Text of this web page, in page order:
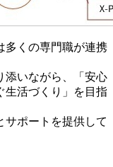
多くの専門職が連携
添いながら、「安心
生活づくり」を目指
サポートを提供して